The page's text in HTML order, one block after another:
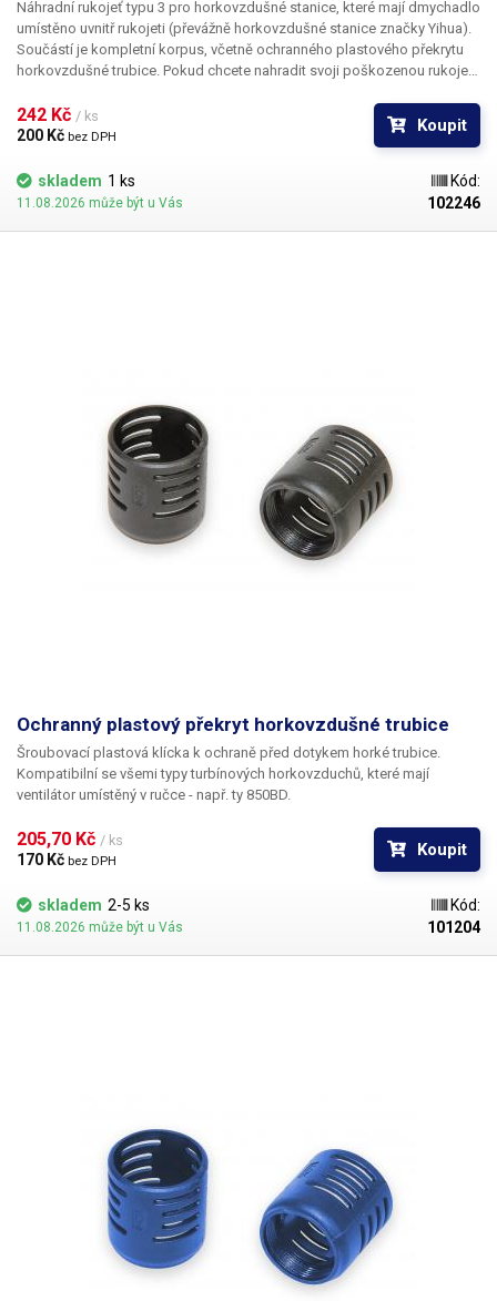
Náhradní rukojeť typu 3 pro horkovzdušné stanice, které mají dmychadlo
umístěno uvnitř rukojeti (převážně horkovzdušné stanice značky Yihua).
Součástí je kompletní korpus, včetně ochranného plastového překrytu
horkovzdušné trubice. Pokud chcete nahradit svoji poškozenou rukojeť
Vyrobeno z tvrzeného plastu. Kovový tubus ani vnitřní elektronika není
součástí.
242 Kč / ks
200 Kč bez DPH
Koupit
skladem 1 ks
11.08.2026 může být u Vás
Kód:
102246
Ochranný plastový překryt horkovzdušné trubice
Šroubovací plastová klícka k ochraně před dotykem horké trubice.
Kompatibilní se všemi typy turbínových horkovzduchů, které mají
ventilátor umístěný v ručce - např. ty 850BD.
205,70 Kč / ks
170 Kč bez DPH
Koupit
skladem 2-5 ks
11.08.2026 může být u Vás
Kód:
101204